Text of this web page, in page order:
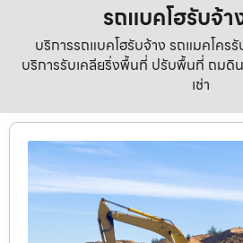
รถแบคโฮรับจ้
บริการรถแบคโฮรับจ้าง รถแมคโคร
บริการรับเคลียริ่งพื้นที่ ปรับพื้นที่ ถมดิ
เช่า